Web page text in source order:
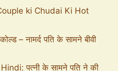
ki Chudai Ki Hot
– नामर्द पति के सामने बीवी
पत्नी के सामने पति ने की